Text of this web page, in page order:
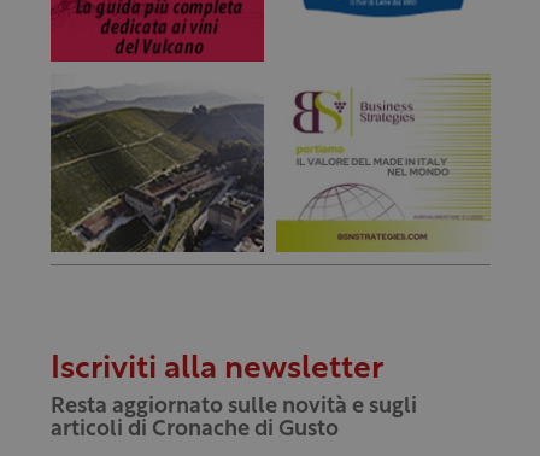
Iscriviti alla newsletter
Resta aggiornato sulle novità e sugli
articoli di Cronache di Gusto